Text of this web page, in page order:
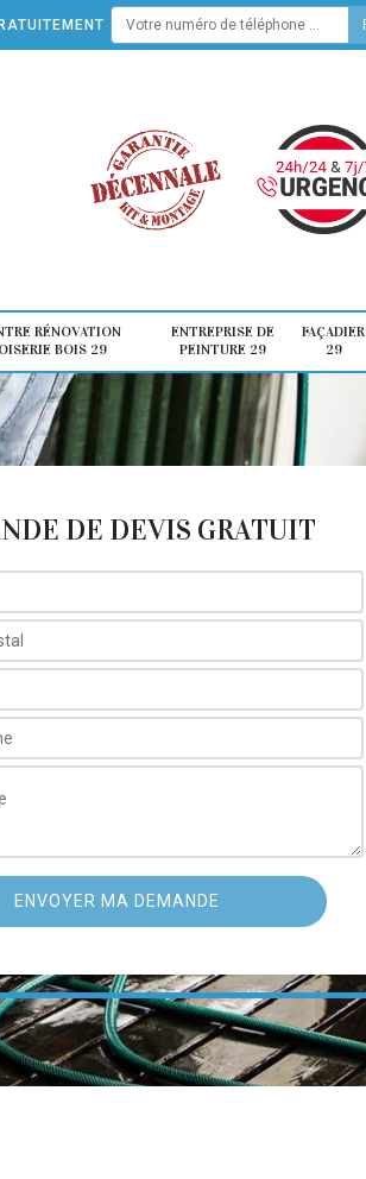
RÉNOVATION
BOIS 29
ENTREPRISE DE
PEINTURE 29
FAÇADIER
29
DE DEVIS GRATUIT